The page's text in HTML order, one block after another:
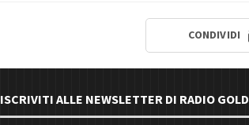
CONDIVIDI
ISCRIVITI ALLE NEWSLETTER DI RADIO GOLD